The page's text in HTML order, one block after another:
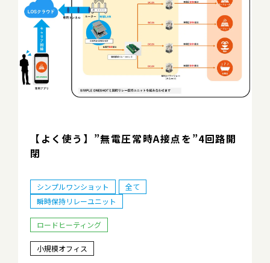
【よく使う】”無電圧常時A接点を”4回路開
閉
シンプルワンショット
全て
瞬時保持リレーユニット
ロードヒーティング
小規模オフィス